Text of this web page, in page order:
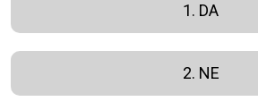
1. DA
2. NE